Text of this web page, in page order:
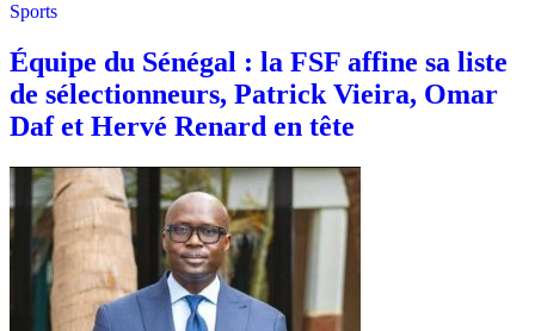
Sports
Équipe du Sénégal : la FSF affine sa liste
de sélectionneurs, Patrick Vieira, Omar
Daf et Hervé Renard en tête